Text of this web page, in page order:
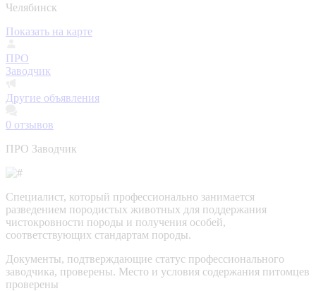
Челябинск
Показать на карте
ПРО
Заводчик
Другие объявления
0 отзывов
ПРО Заводчик
Специалист, который профессионально занимается
разведением породистых животных для поддержания
чистокровности породы и получения особей,
соответствующих стандартам породы.
Документы, подтверждающие статус профессионального
заводчика, проверены. Место и условия содержания питомцев
проверены